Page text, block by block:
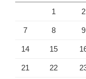
1 2
7 8 9
14 15
21 22